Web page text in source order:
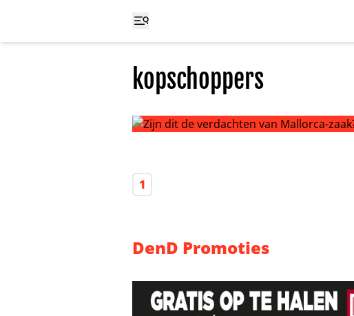
kopschoppers
1
DenD Promoties